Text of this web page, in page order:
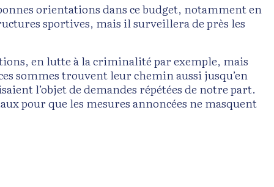
orientations dans ce budget, notamment en
sportives, mais il surveillera de près les
en lutte à la criminalité par exemple, mais
sommes trouvent leur chemin aussi jusqu’en
l’objet de demandes répétées de notre part.
pour que les mesures annoncées ne masquent